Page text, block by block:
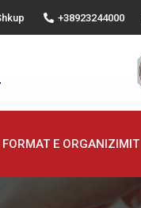
+38923244000
FORMAT E ORGANIZIMIT